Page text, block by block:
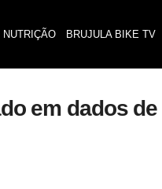
BRUJULA BIKE TV
em dados